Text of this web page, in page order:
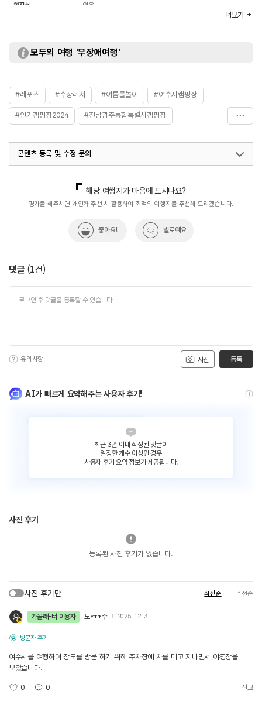
화장실
있음
더보기
모두의 여행 '무장애여행'
#레포츠 #수상레저 #여름물놀이 #여수시캠핑장
#인기캠핑장2024 #전남광주통합특별시캠핑장
콘텐츠 등록 및 수정 문의
해당 여행지가 마음에 드시나요?
평가를 해주시면 개인화 추천 시 활용하여 최적의 여행지를 추천해 드리겠습니다.
좋아요! 별로예요
댓글 (1건)
사진
유의사항 등록
AI가 빠르게 요약해주는 사용자 후기!
최근 3년 이내 작성된 댓글이
일정한 개수 이상인 경우
사용자 후기 요약 정보가 제공됩니다.
사진 후기
등록된 사진 후기가 없습니다.
사진 후기만 최신순 추천순
가볼래-터 이용자 노***주 2025. 12. 3.
방문자 후기
여수시를 여행하며 장도를 방문 하기 위해 주차장에 차를 대고 지나면서 야영장을
보았습니다.
0 0 신고